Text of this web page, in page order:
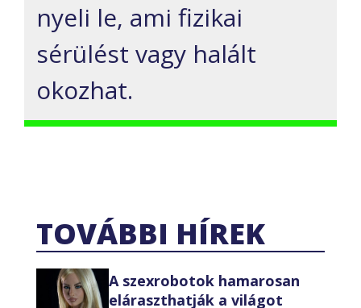
nyeli le, ami fizikai
sérülést vagy halált
okozhat.
TOVÁBBI HÍREK
A szexrobotok hamarosan
eláraszthatják a világot